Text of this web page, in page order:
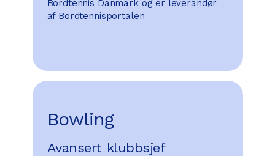
Bordtennis Danmark og er leverandør
af Bordtennisportalen
Bowling
Avansert klubbsjef